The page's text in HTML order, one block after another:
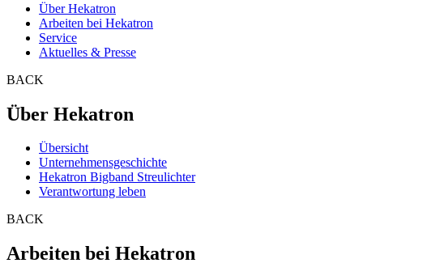
Über Hekatron
Arbeiten bei Hekatron
Service
Aktuelles & Presse
BACK
Über Hekatron
Übersicht
Unternehmensgeschichte
Hekatron Bigband Streulichter
Verantwortung leben
BACK
Arbeiten bei Hekatron